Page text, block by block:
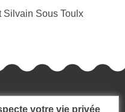
Silvain Sous Toulx
votre vie privée